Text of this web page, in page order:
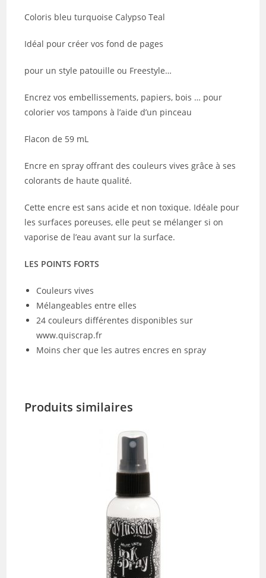
Coloris bleu turquoise Calypso Teal
Idéal pour créer vos fond de pages
pour un style patouille ou Freestyle…
Encrez vos embellissements, papiers, bois … pour
colorier vos tampons à l’aide d’un pinceau
Flacon de 59 mL
Encre en spray offrant des couleurs vives grâce à ses
colorants de haute qualité.
Cette encre est sans acide et non toxique. Idéale pour
les surfaces poreuses, elle peut se mélanger si on
vaporise de l’eau avant sur la surface.
LES POINTS FORTS
Couleurs vives
Mélangeables entre elles
24 couleurs différentes disponibles sur
www.quiscrap.fr
Moins cher que les autres encres en spray
Produits similaires